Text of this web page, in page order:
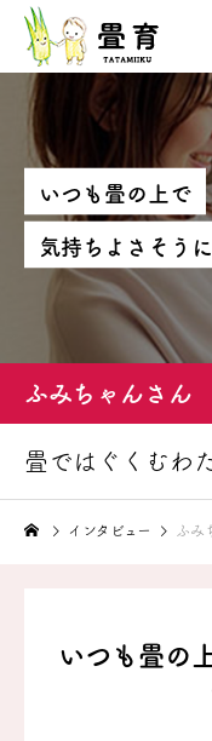
い つ も 畳の 上 で
気持 ち よ さ そ う に
ふみちゃんさん
畳ではぐくむわ
インタビュー ふみ
いつも畳の